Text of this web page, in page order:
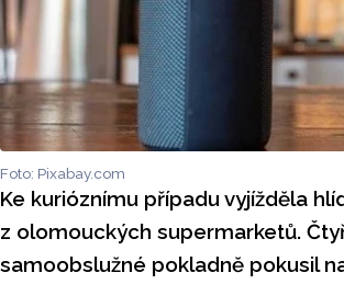
Foto: Pixabay.com
Ke kurióznímu případu vyjížděla
z olomouckých supermarketů.
samoobslužné pokladně pokusil